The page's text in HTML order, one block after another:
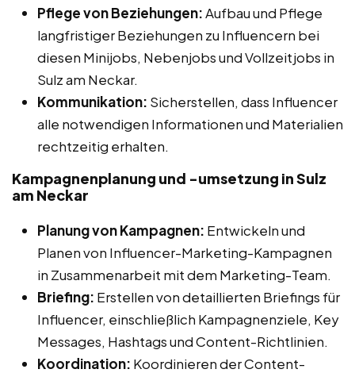
Pflege von Beziehungen:Aufbau und Pflege
langfristiger Beziehungen zu Influencern bei
diesen Minijobs, Nebenjobs und Vollzeitjobs in
Sulz am Neckar.
Kommunikation: Sicherstellen, dass Influencer
alle notwendigen Informationen und Materialien
rechtzeitig erhalten.
Kampagnenplanung und -umsetzung in Sulz
am Neckar
Planung von Kampagnen: Entwickeln und
Planen von Influencer-Marketing-Kampagnen
in Zusammenarbeit mit dem Marketing-Team.
Briefing: Erstellen von detaillierten Briefings für
Influencer, einschließlich Kampagnenziele, Key
Messages, Hashtags und Content-Richtlinien.
Koordination: Koordinieren der Content-